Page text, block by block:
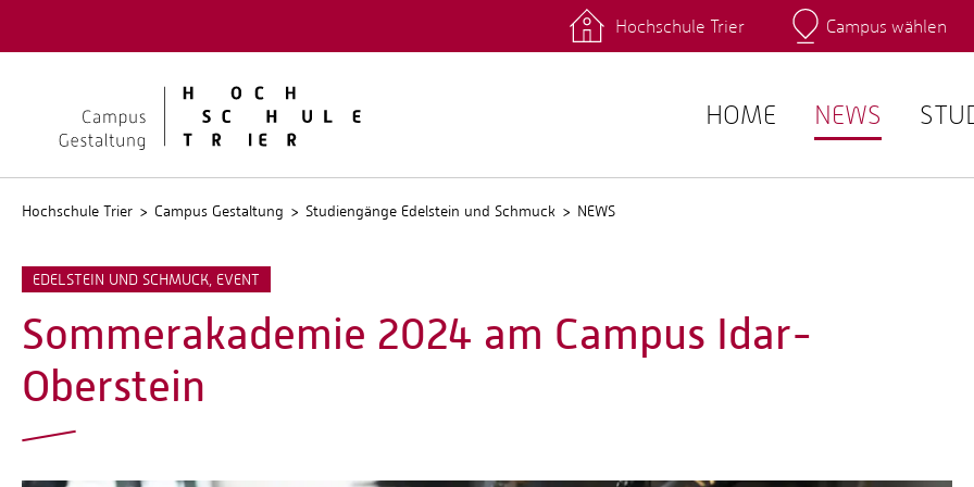
Kontakt Fachrichtungen Intranet
Hochschule Trier Campus wählen
HOME NEWS
Hochschule Trier Campus Gestaltung Studiengänge Edelstein und Schmuck NEWS
EDELSTEIN UND SCHMUCK, EVENT
Sommerakademie 2024 am Campus Idar-
Oberstein